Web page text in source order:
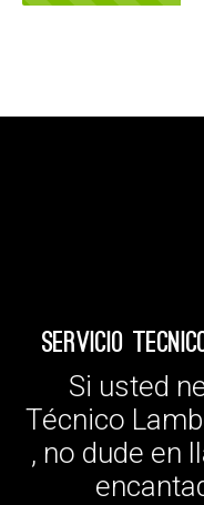
Servicio
Si usted
Técnico
, no dude en